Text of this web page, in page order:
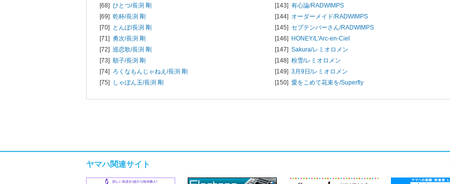
[68] ひとつ/長渕 剛
[69] 乾杯/長渕 剛
[70] とんぼ/長渕 剛
[71] 勇次/長渕 剛
[72] 巡恋歌/長渕 剛
[73] 順子/長渕 剛
[74] ろくなもんじゃねえ/長渕 剛
[75] しゃぼん玉/長渕 剛
[143] 有心論/RADWIMPS
[144] オーダーメイド/RADWIMPS
[145] セプテンバーさん/RADWIMPS
[146] HONEY/L'Arc-en-Ciel
[147] Sakura/レミオロメン
[148] 粉雪/レミオロメン
[149] 3月9日/レミオロメン
[150] 愛をこめて花束を/Superfly
ヤマハ関連サイト